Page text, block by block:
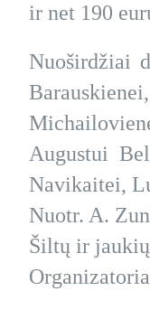
ir net 190
Nuoširdžiai
Augustui
Navikaitei,
Nuotr. A.
Šiltų ir